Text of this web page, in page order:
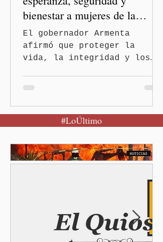
bienestar a mujeres de la
periferia urbana
El gobernador Armenta
afirmó que proteger la
vida, la integridad y los
Puebla, Pue.-Cuando una
mujer encuentra un lugar
también recupera la
esperanza de vivir sin
Igualdad, Bienestar, Redes,
Emancipación) número 62 y
#LoÚltimo